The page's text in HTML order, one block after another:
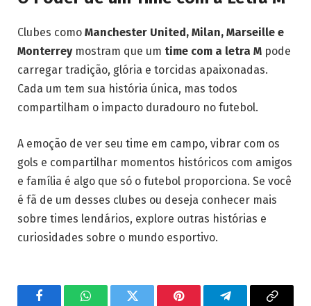
Clubes como Manchester United, Milan, Marseille e
Monterreymostram que um time com a letra M pode
carregar tradição, glória e torcidas apaixonadas.
Cada um tem sua história única, mas todos
compartilham o impacto duradouro no futebol.
A emoção de ver seu time em campo, vibrar com os
gols e compartilhar momentos históricos com amigos
e família é algo que só o futebol proporciona. Se você
é fã de um desses clubes ou deseja conhecer mais
sobre times lendários, explore outras histórias e
curiosidades sobre o mundo esportivo.